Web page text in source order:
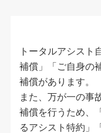
トータルアシスト
補償」「ご自身の
補償があります。
また、万が一の事
補償を行うため、
るアシスト特約」